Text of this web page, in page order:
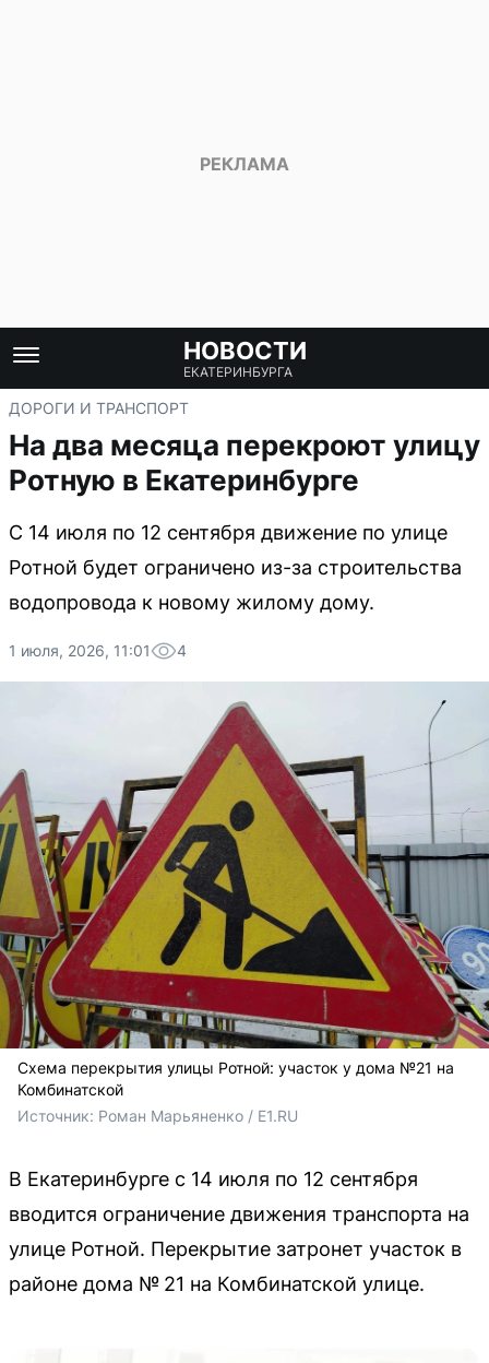
НОВОСТИ
ЕКАТЕРИНБУРГА
ДОРОГИ И ТРАНСПОРТ
На два месяца перекроют улицу
Ротную в Екатеринбурге
С 14 июля по 12 сентября движение по улице
Ротной будет ограничено из-за строительства
водопровода к новому жилому дому.
1 июля, 2026, 11:01 4
Схема перекрытия улицы Ротной: участок у дома №21 на
Комбинатской
Источник: Роман Марьяненко / E1.RU
В Екатеринбурге с 14 июля по 12 сентября
вводится ограничение движения транспорта на
улице Ротной. Перекрытие затронет участок в
районе дома № 21 на Комбинатской улице.